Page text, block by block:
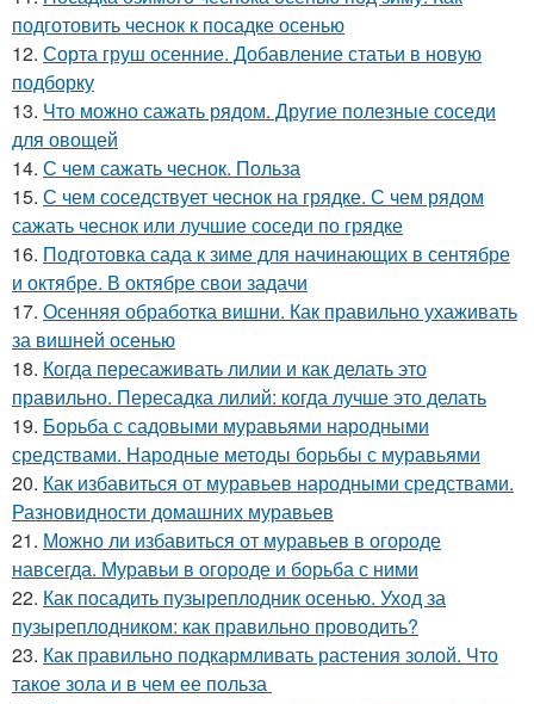
подготовить чеснок к посадке осенью
12. Сорта груш осенние. Добавление статьи в новую
подборку
13. Что можно сажать рядом. Другие полезные соседи
для овощей
14. С чем сажать чеснок. Польза
15. С чем соседствует чеснок на грядке. С чем рядом
сажать чеснок или лучшие соседи по грядке
16. Подготовка сада к зиме для начинающих в сентябре
и октябре. В октябре свои задачи
17. Осенняя обработка вишни. Как правильно ухаживать
за вишней осенью
18. Когда пересаживать лилии и как делать это
правильно. Пересадка лилий: когда лучше это делать
19. Борьба с садовыми муравьями народными
средствами. Народные методы борьбы с муравьями
20. Как избавиться от муравьев народными средствами.
Разновидности домашних муравьев
21. Можно ли избавиться от муравьев в огороде
навсегда. Муравьи в огороде и борьба с ними
22. Как посадить пузыреплодник осенью. Уход за
пузыреплодником: как правильно проводить?
23. Как правильно подкармливать растения золой. Что
такое зола и в чем ее польза